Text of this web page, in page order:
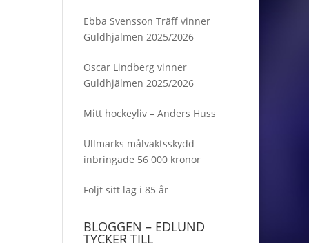
Ebba Svensson Träff vinner
Guldhjälmen 2025/2026
Oscar Lindberg vinner
Guldhjälmen 2025/2026
Mitt hockeyliv – Anders Huss
Ullmarks målvaktsskydd
inbringade 56 000 kronor
Följt sitt lag i 85 år
BLOGGEN – EDLUND
TYCKER TILL